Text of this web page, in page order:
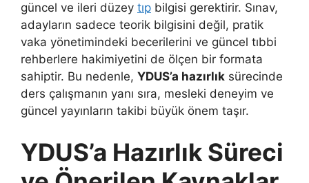
güncel ve ileri düzey tıp bilgisi gerektirir. Sınav,
adayların sadece teorik bilgisini değil, pratik
vaka yönetimindeki becerilerini ve güncel tıbbi
rehberlere hakimiyetini de ölçen bir formata
sahiptir. Bu nedenle, YDUS’a hazırlık sürecinde
ders çalışmanın yanı sıra, mesleki deneyim ve
güncel yayınların takibi büyük önem taşır.
YDUS’a Hazırlık Süreci